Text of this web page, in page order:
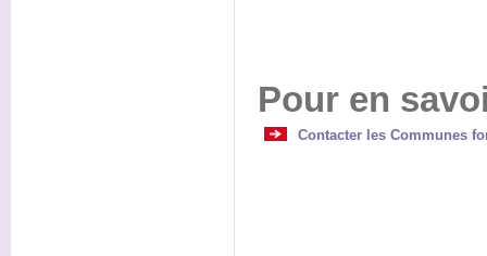
Pour en
Contacter les Communes